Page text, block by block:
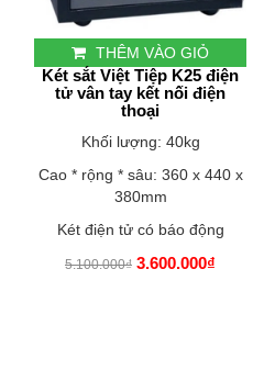
THÊM VÀO GIỎ
Két sắt Việt Tiệp K25 điện
tử vân tay kết nối điện
thoại
Khối lượng: 40kg
Cao * rộng * sâu: 360 x 440 x
380mm
Két điện tử có báo động
5.100.000₫ 3.600.000₫